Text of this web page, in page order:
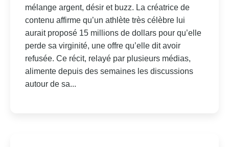
mélange argent, désir et buzz. La créatrice de
contenu affirme qu’un athlète très célèbre lui
aurait proposé 15 millions de dollars pour qu’elle
perde sa virginité, une offre qu’elle dit avoir
refusée. Ce récit, relayé par plusieurs médias,
alimente depuis des semaines les discussions
autour de sa...